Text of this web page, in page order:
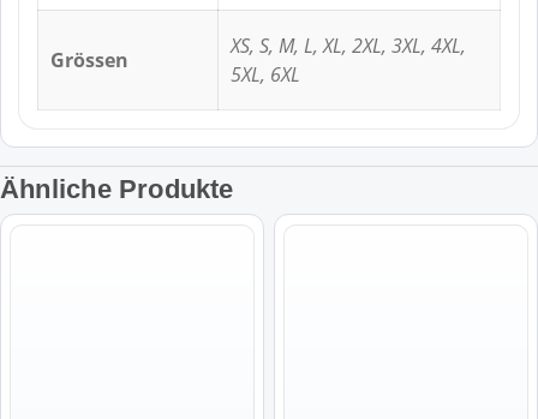
Grössen
XS, S, M, L, XL, 2XL, 3XL, 4XL,
5XL, 6XL
Ähnliche Produkte